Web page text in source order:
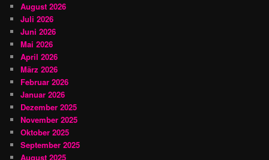
August 2026
Juli 2026
Juni 2026
Mai 2026
April 2026
März 2026
Februar 2026
Januar 2026
Dezember 2025
November 2025
Oktober 2025
September 2025
August 2025